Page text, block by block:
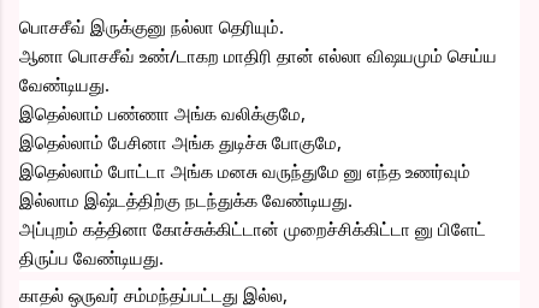
பொசசீவ் இருக்குனு நல்லா தெரியும்.
ஆனா பொசசீவ் உண்/டாகற மாதிரி தான் எல்லா விஷயமும் செய்ய
வேண்டியது.
இதெல்லாம் பண்ணா அங்க வலிக்குமே,
இதெல்லாம் பேசினா அங்க துடிச்சு போகுமே,
இதெல்லாம் போட்டா அங்க மனசு வருந்துமே னு எந்த உணர்வும்
இல்லாம இஷ்டத்திற்கு நடந்துக்க வேண்டியது.
அப்புறம் கத்தினா கோச்சுக்கிட்டான் முறைச்சிக்கிட்டா னு பிளேட்
திருப்ப வேண்டியது.
காதல் ஒருவர் சம்மந்தப்பட்டது இல்ல,